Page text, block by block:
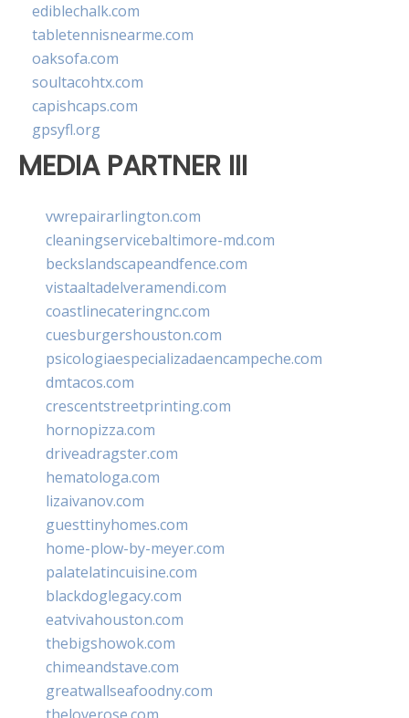
ediblechalk.com
tabletennisnearme.com
oaksofa.com
soultacohtx.com
capishcaps.com
gpsyfl.org
MEDIA PARTNER III
vwrepairarlington.com
cleaningservicebaltimore-md.com
beckslandscapeandfence.com
vistaaltadelveramendi.com
coastlinecateringnc.com
cuesburgershouston.com
psicologiaespecializadaencampeche.com
dmtacos.com
crescentstreetprinting.com
hornopizza.com
driveadragster.com
hematologa.com
lizaivanov.com
guesttinyhomes.com
home-plow-by-meyer.com
palatelatincuisine.com
blackdoglegacy.com
eatvivahouston.com
thebigshowok.com
chimeandstave.com
greatwallseafoodny.com